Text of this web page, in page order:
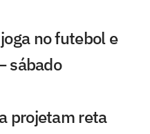
no futebol e
sábado
projetam reta